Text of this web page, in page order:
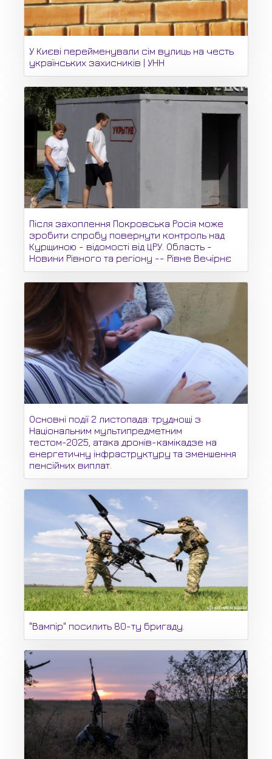
У Києві перейменували сім вулиць на честь
українських захисників | УНН
Після захоплення Покровська Росія може
зробити спробу повернути контроль над
Курщиною - відомості від ЦРУ. Область -
Новини Рівного та регіону -- Рівне Вечірнє
Основні події 2 листопада: труднощі з
Національним мультипредметним
тестом-2025, атака дронів-камікадзе на
енергетичну інфраструктуру та зменшення
пенсійних виплат.
"Вампір" посилить 80-ту бригаду.